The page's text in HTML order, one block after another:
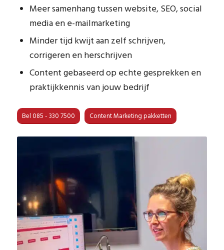
Meer samenhang tussen website, SEO, social
media en e-mailmarketing
Minder tijd kwijt aan zelf schrijven,
corrigeren en herschrijven
Content gebaseerd op echte gesprekken en
praktijkkennis van jouw bedrijf
Bel 085 - 330 7500 Content Marketing pakketten